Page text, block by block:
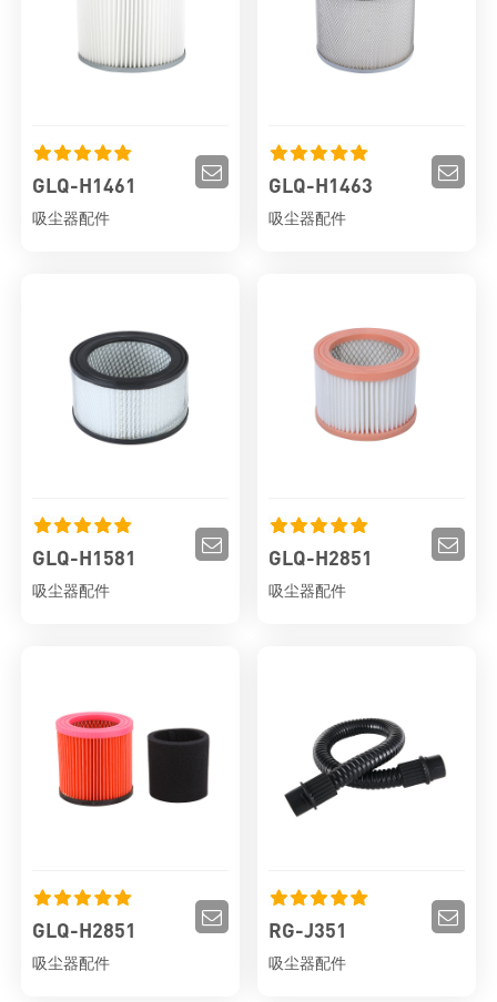
GLQ-H1461
吸尘器配件
GLQ-H1463
吸尘器配件
GLQ-H1581
吸尘器配件
GLQ-H2851
吸尘器配件
GLQ-H2851
吸尘器配件
RG-J351
吸尘器配件